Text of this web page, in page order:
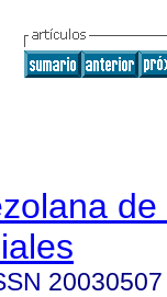
20030507